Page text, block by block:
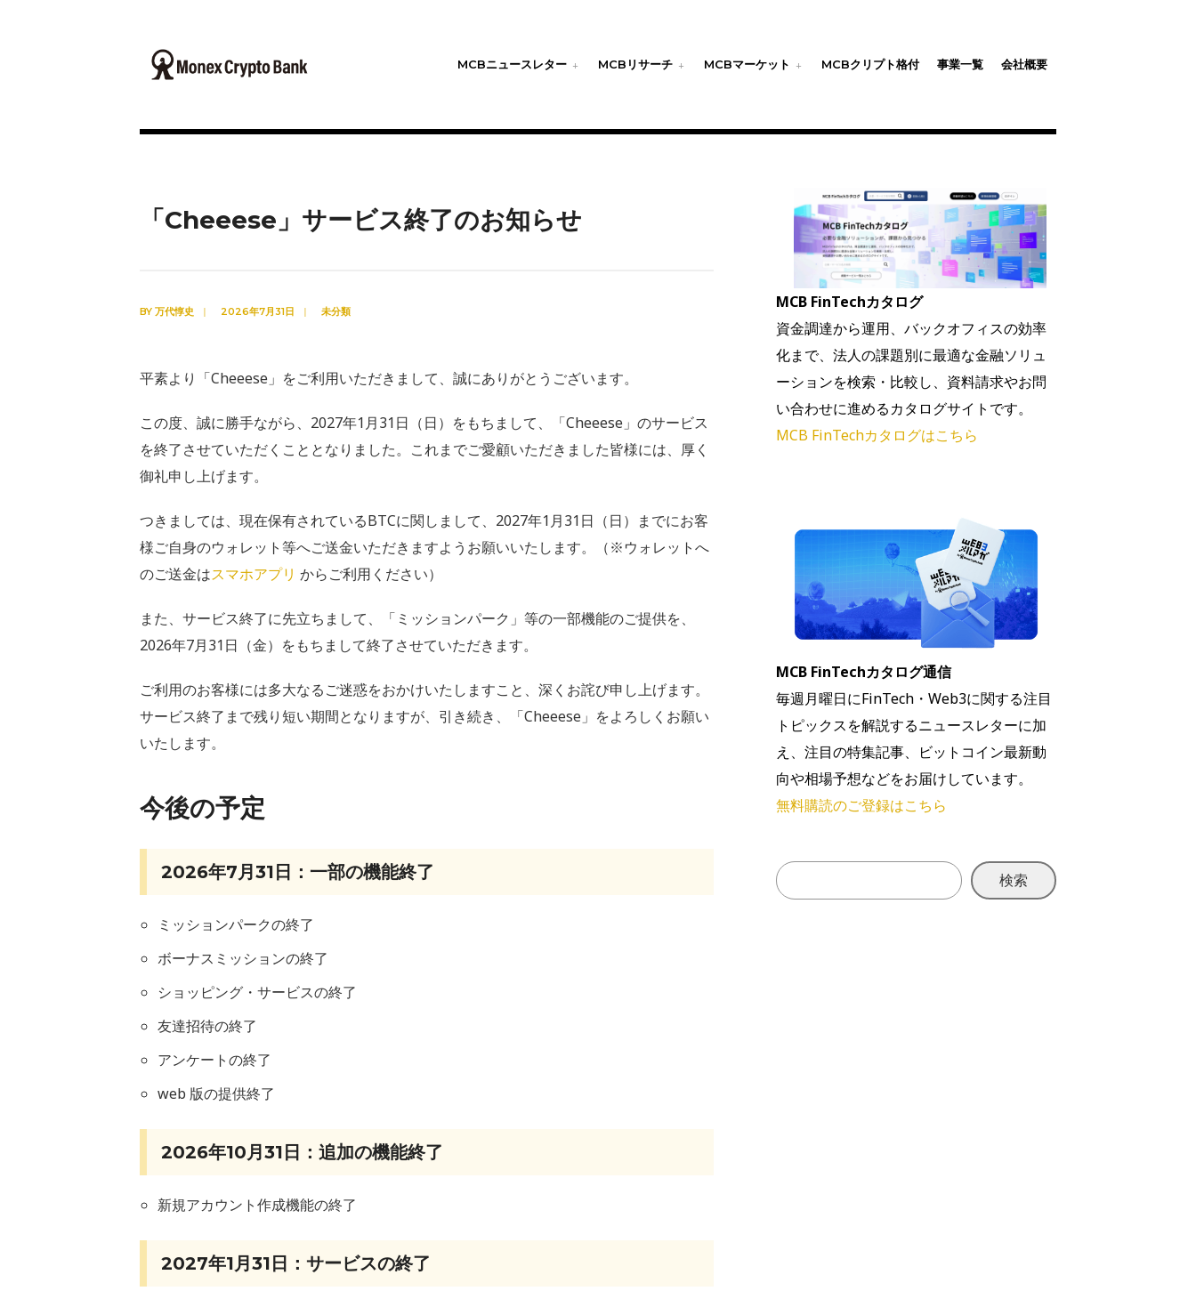
MCBニュースレター MCBリサーチ MCBマーケット MCBクリプト格付 事業一覧 会社概要
「Cheeese」サービス終了のお知らせ
BY 万代惇史 | 2026年7月31日 | 未分類
平素より「Cheeese」をご利用いただきまして、誠にありがとうございます。
この度、誠に勝手ながら、2027年1月31日（日）をもちまして、「Cheeese」のサービス
を終了させていただくこととなりました。これまでご愛顧いただきました皆様には、厚く
御礼申し上げます。
つきましては、現在保有されているBTCに関しまして、2027年1月31日（日）までにお客
様ご自身のウォレット等へご送金いただきますようお願いいたします。（※ウォレットへ
のご送金はスマホアプリ からご利用ください）
また、サービス終了に先立ちまして、「ミッションパーク」等の一部機能のご提供を、
2026年7月31日（金）をもちまして終了させていただきます。
ご利用のお客様には多大なるご迷惑をおかけいたしますこと、深くお詫び申し上げます。
サービス終了まで残り短い期間となりますが、引き続き、「Cheeese」をよろしくお願い
いたします。
今後の予定
2026年7月31日：一部の機能終了
ミッションパークの終了
ボーナスミッションの終了
ショッピング・サービスの終了
友達招待の終了
アンケートの終了
web 版の提供終了
2026年10月31日：追加の機能終了
新規アカウント作成機能の終了
2027年1月31日：サービスの終了
MCB FinTechカタログ
資金調達から運用、バックオフィスの効率
化まで、法人の課題別に最適な金融ソリュ
ーションを検索・比較し、資料請求やお問
い合わせに進めるカタログサイトです。
MCB FinTechカタログはこちら
MCB FinTechカタログ通信
毎週月曜日にFinTech・Web3に関する注目
トピックスを解説するニュースレターに加
え、注目の特集記事、ビットコイン最新動
向や相場予想などをお届けしています。
無料購読のご登録はこちら
検索